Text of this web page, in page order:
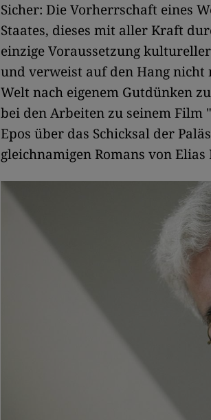
Sicher: Die Vorherrschaft eines
Staates, dieses mit aller Kraft
einzige Voraussetzung
und verweist auf den Hang
Welt nach eigenem Gutdünken
bei den Arbeiten zu seinem Film
Epos über das Schicksal der
gleichnamigen Romans von Elias